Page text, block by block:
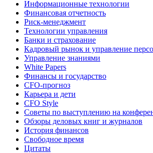
Информационные технологии
Финансовая отчетность
Риск-менеджмент
Технологии управления
Банки и страхование
Кадровый рынок и управление
Управление знаниями
White Papers
Финансы и государство
CFO-прогноз
Карьера и дети
CFO Style
Советы по выступлению на
Обзоры деловых книг и журналов
История финансов
Свободное время
Цитаты